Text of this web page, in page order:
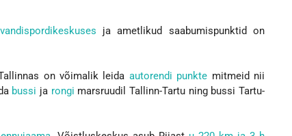
ja ametlikud saabumispunktid on
on võimalik leida autorendi punkte mitmeid nii
bussi ja rongi marsruudil Tallinn-Tartu ning bussi Tartu-